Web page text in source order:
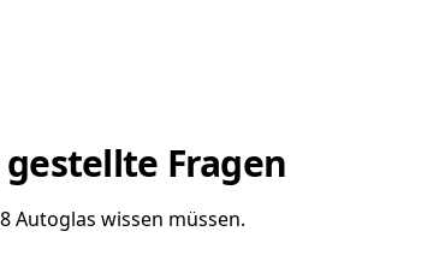
Fragen
Autoglas wissen müssen.